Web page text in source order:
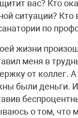
вас? Кто
ситуации? Кто
по
жизни
меня в
от коллег.
были деньги.
о том, что